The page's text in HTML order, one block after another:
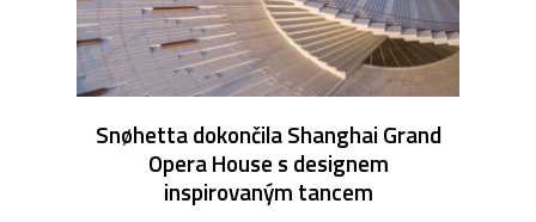
Snøhetta dokončila Shanghai Grand
Opera House s designem
inspirovaným tancem